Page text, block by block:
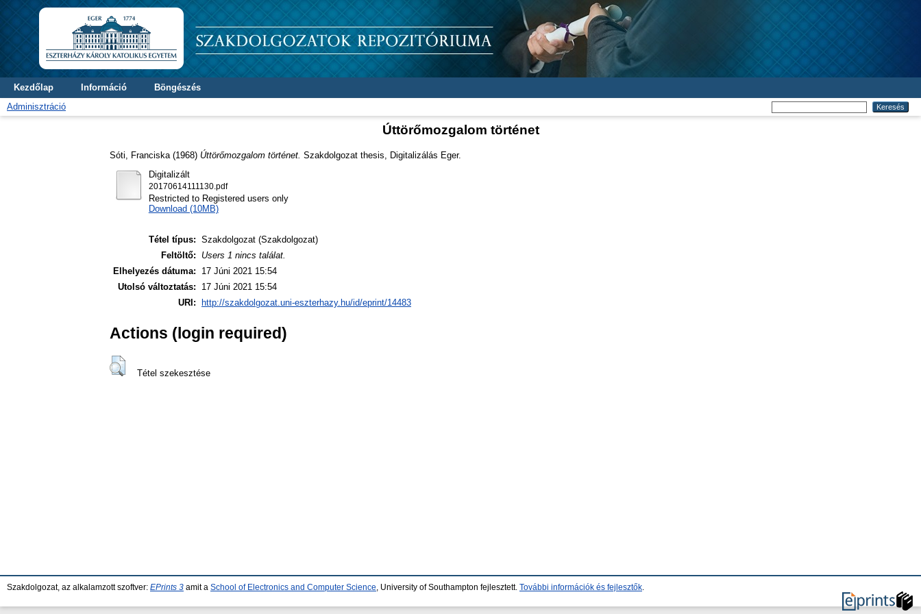
Kezdőlap Információ
Böngészés
Adminisztráció
Úttörőmozgalom történet
Sóti, Franciska (1968) Úttörőmozgalom történet. Szakdolgozat thesis, Digitalizálás Eger.
Digitalizált
20170614111130.pdf
Restricted to Registered users only
Download (10MB)
Tétel típus: Szakdolgozat (Szakdolgozat)
Feltöltő:
Users 1 nincs találat.
Elhelyezés dátuma:
17 Júni 2021 15:54
Utolsó változtatás:
17 Júni 2021 15:54
URI:
http://szakdolgozat.uni-eszterhazy.hu/id/eprint/14483
Actions (login required)
Tétel szekesztése
Szakdolgozat, az alkalamzott szoftver: EPrints 3 amit a School of Electronics and Computer Science , University of Southampton fejlesztett. További információk és fejlesztők